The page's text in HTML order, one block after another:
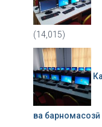
(14,015)
ва барномасозӣ